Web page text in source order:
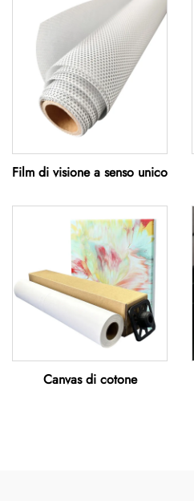
Film di visione a senso unico
Canvas di cotone